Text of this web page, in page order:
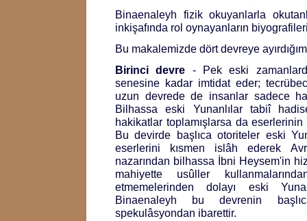
Binaenaleyh fizik okuyanlarla
inkişafında rol oynayanların
Bu makalemizde dört devreye
Birinci devre - Pek eski
senesine kadar imtidat eder;
uzun devrede de insanlar sadece
Bilhassa eski Yunanlılar tabiî
hakikatlar toplamışlarsa da
Bu devirde başlıca otoriteler eski
eserlerini kısmen islâh ederek
nazarından bilhassa İbni Heysem'in
mahiyette usûller
etmemelerinden dolayı eski
Binaenaleyh bu devrenin
spekulâsyondan ibarettir.